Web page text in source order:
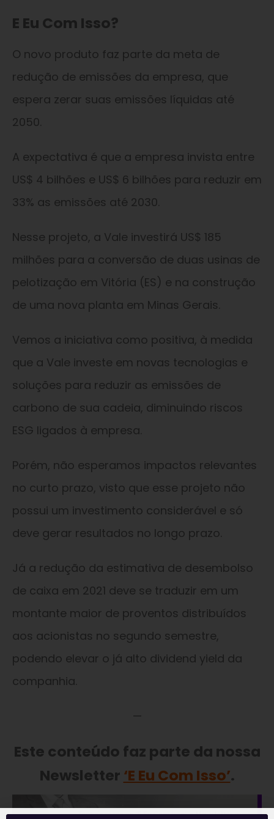
E Eu Com Isso?
O novo produto faz parte da meta de
redução de emissões da empresa, que
espera zerar suas emissões líquidas até
2050.
A expectativa é que a empresa invista entre
US$ 4 bilhões e US$ 6 bilhões para reduzir em
33% as emissões até 2030.
Nesse projeto, a Vale investirá US$ 185
milhões para a conversão de duas usinas de
pelotização em Vitória (ES) e na construção
de uma nova planta em Minas Gerais.
Vemos a iniciativa como positiva, à medida
que a Vale investe em novas tecnologias e
soluções para reduzir as emissões de
carbono de sua cadeia, diminuindo riscos
ESG ligados à empresa.
Porém, não esperamos impactos relevantes
no curto prazo, visto que esse projeto não
possui um investimento considerável e só
deve gerar resultados no longo prazo.
Já a redução da estimativa de desembolso
de caixa em 2021 deve se traduzir em um
montante maior de proventos distribuídos
aos acionistas no segundo semestre,
podendo elevar o já alto dividend yield da
companhia.
—
Este conteúdo faz parte da nossa
Newsletter ‘E Eu Com Isso’.